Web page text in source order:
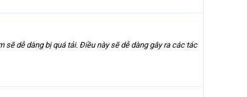
dễ dàng bị quá tải. Điều này sẽ dễ dàng gây ra các tác